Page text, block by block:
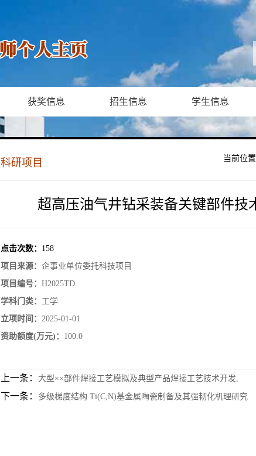
获奖信息 招生信息 学生信息
科研项目 当前位置
超高压油气井钻采装备关键部件技
点击次数： 158
项目来源： 企事业单位委托科技项目
项目编号： H2025TD
学科门类： 工学
立项时间： 2025-01-01
资助额度(万元)： 100.0
上一条： 大型××部件焊接工艺模拟及典型产品焊接工艺技术开发,
下一条： 多级梯度结构 Ti(C,N)基金属陶瓷制备及其强韧化机理研究